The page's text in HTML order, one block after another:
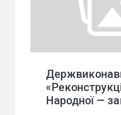
Народної —